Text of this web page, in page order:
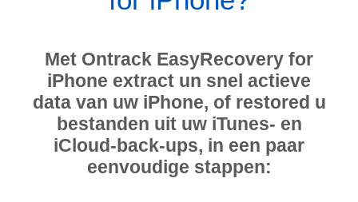
Met Ontrack EasyRecovery for
iPhone extract un snel actieve
data van uw iPhone, of restored u
bestanden uit uw iTunes- en
iCloud-back-ups, in een paar
eenvoudige stappen: